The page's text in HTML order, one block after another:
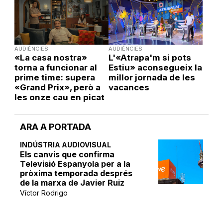
ARA A PORTADA
INDÚSTRIA AUDIOVISUAL
Els canvis que confirma
Televisió Espanyola per a la
pròxima temporada després
de la marxa de Javier Ruiz
Víctor Rodrigo
AUDIÈNCIES
«La casa nostra»
torna a funcionar al
prime time: supera
«Grand Prix», però a
les onze cau en picat
AUDIÈNCIES
L'«Atrapa'm si pots
Estiu» aconsegueix la
millor jornada de les
vacances